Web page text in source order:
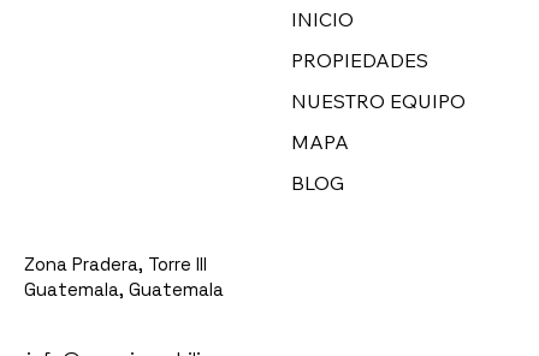
Zona Pradera, Torre III
Guatemala, Guatemala
INICIO
PROPIEDADES
NUESTRO EQUIPO
MAPA
BLOG